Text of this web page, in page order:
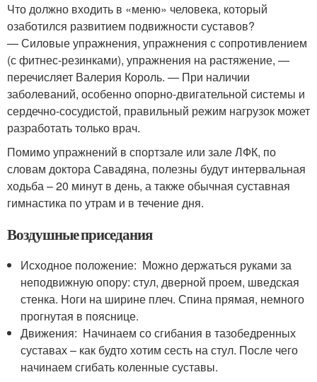
Что должно входить в «меню» человека, который
озаботился развитием подвижности суставов?
— Силовые упражнения, упражнения с сопротивлением
(с фитнес-резинками), упражнения на растяжение, —
перечисляет Валерия Король. — При наличии
заболеваний, особенно опорно-двигательной системы и
сердечно-сосудистой, правильный режим нагрузок может
разработать только врач.
Помимо упражнений в спортзале или зале ЛФК, по
словам доктора Савадяна, полезны будут интервальная
ходьба – 20 минут в день, а также обычная суставная
гимнастика по утрам и в течение дня.
Воздушные приседания
Исходное положение: Можно держаться руками за
неподвижную опору: стул, дверной проем, шведская
стенка. Ноги на ширине плеч. Спина прямая, немного
прогнутая в пояснице.
Движения: Начинаем со сгибания в тазобедренных
суставах – как будто хотим сесть на стул. После чего
начинаем сгибать коленные суставы.